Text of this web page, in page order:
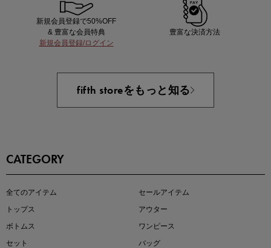
買えば買うほどお得! 最大半額クーポン
新規会員登録で50%OFF
& 豊富な会員特典
新規会員登録/ログイン
豊富な決済方法
fifth storeをもっと知る
CATEGORY
全てのアイテム
セールアイテム
トップス
アウター
ボトムス
ワンピース
セット
バッグ